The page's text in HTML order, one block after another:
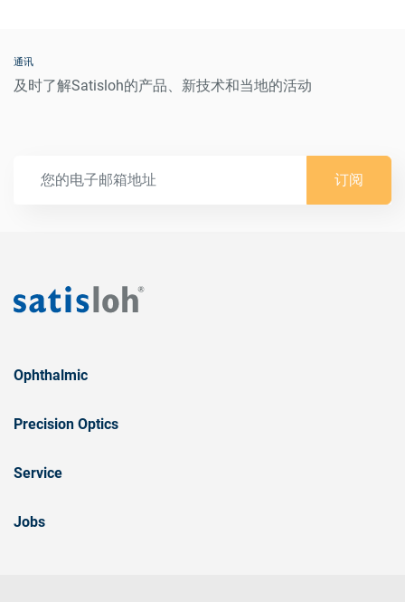
通讯
及时了解Satisloh的产品、新技术和当地的活动
订阅
Ophthalmic
Precision Optics
Service
Jobs